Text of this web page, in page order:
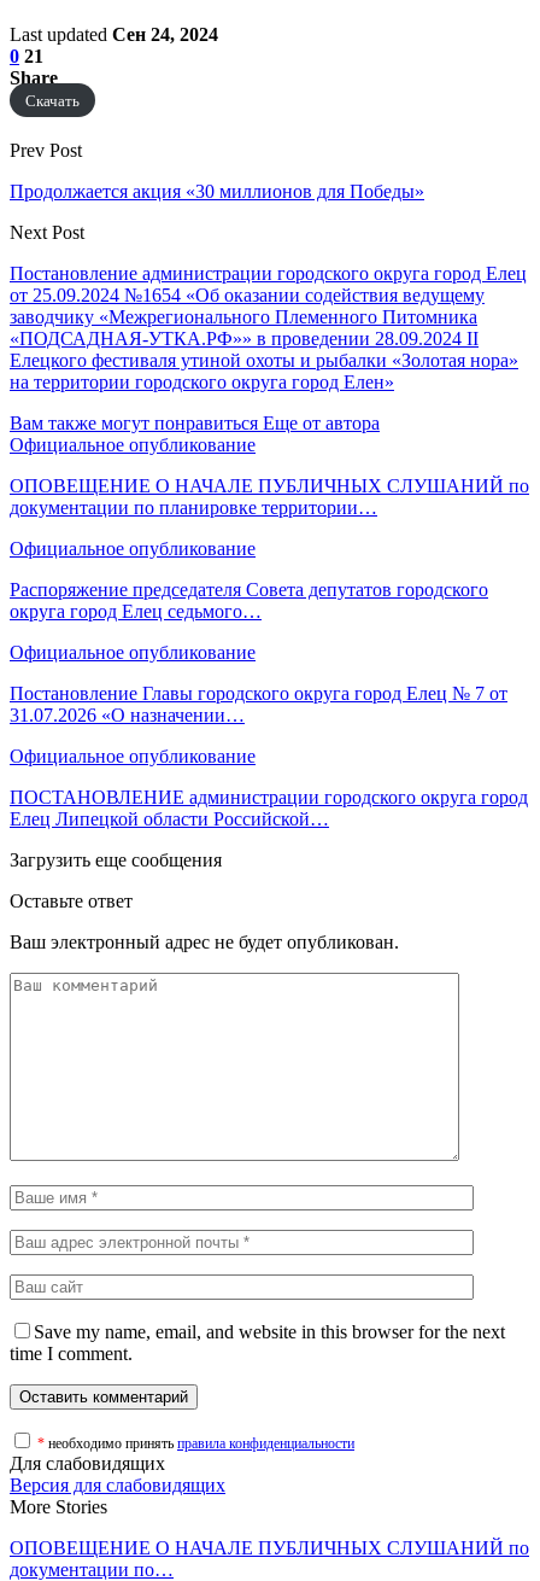
Last updated Сен 24, 2024
0 21
Share
Скачать
Prev Post
Продолжается акция «30 миллионов для Победы»
Next Post
Постановление администрации городского округа город Елец
от 25.09.2024 №1654 «Об оказании содействия ведущему
заводчику «Межрегионального Племенного Питомника
«ПОДСАДНАЯ-УТКА.РФ»» в проведении 28.09.2024 II
Елецкого фестиваля утиной охоты и рыбалки «Золотая нора»
на территории городского округа город Елен»
Вам также могут понравиться Еще от автора
Официальное опубликование
ОПОВЕЩЕНИЕ О НАЧАЛЕ ПУБЛИЧНЫХ СЛУШАНИЙ по
документации по планировке территории…
Официальное опубликование
Распоряжение председателя Совета депутатов городского
округа город Елец седьмого…
Официальное опубликование
Постановление Главы городского округа город Елец № 7 от
31.07.2026 «О назначении…
Официальное опубликование
ПОСТАНОВЛЕНИЕ администрации городского округа город
Елец Липецкой области Российской…
Загрузить еще сообщения
Оставьте ответ
Ваш электронный адрес не будет опубликован.
Save my name, email, and website in this browser for the next
time I comment.
* необходимо принять правила конфиденциальности
Для слабовидящих
Версия для слабовидящих
More Stories
ОПОВЕЩЕНИЕ О НАЧАЛЕ ПУБЛИЧНЫХ СЛУШАНИЙ по
документации по…